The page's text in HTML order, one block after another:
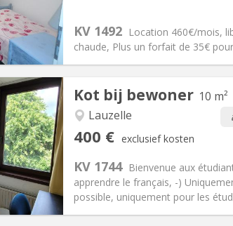
KV 1492 Location 460€/mois,
chaude, Plus un forfait de 35€
Inrichting
Kot bij bewoner 10 m²
Lauzelle
400 € exclusief kosten
KV 1744 Bienvenue aux
apprendre le français, -)
possible, uniquement pour les
maanden,
Inrichting
Badkamer:
Oppervlakte:10 m2